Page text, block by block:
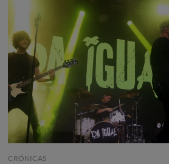
CRÓNICAS